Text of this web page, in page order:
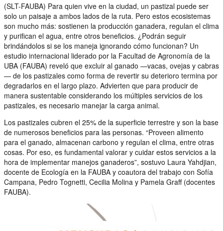
(SLT-FAUBA) Para quien vive en la ciudad, un pastizal puede ser
solo un paisaje a ambos lados de la ruta. Pero estos ecosistemas
son mucho más: sostienen la producción ganadera, regulan el clima
y purifican el agua, entre otros beneficios. ¿Podrán seguir
brindándolos si se los maneja ignorando cómo funcionan? Un
estudio internacional liderado por la Facultad de Agronomía de la
UBA (FAUBA) reveló que excluir al ganado —vacas, ovejas y cabras
— de los pastizales como forma de revertir su deterioro termina por
degradarlos en el largo plazo. Advierten que para producir de
manera sustentable considerando los múltiples servicios de los
pastizales, es necesario manejar la carga animal.
Los pastizales cubren el 25% de la superficie terrestre y son la base
de numerosos beneficios para las personas. “Proveen alimento
para el ganado, almacenan carbono y regulan el clima, entre otras
cosas. Por eso, es fundamental valorar y cuidar estos servicios a la
hora de implementar manejos ganaderos”, sostuvo Laura Yahdjian,
docente de Ecología en la FAUBA y coautora del trabajo con Sofía
Campana, Pedro Tognetti, Cecilia Molina y Pamela Graff (docentes
FAUBA).